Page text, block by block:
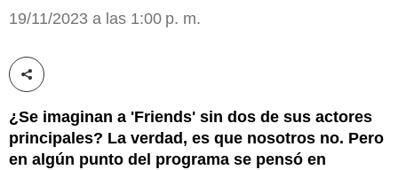
19/11/2023 a las 1:00 p. m.
Compartir esta noticia
¿Se imaginan a 'Friends' sin dos de sus actores
principales? La verdad, es que nosotros no. Pero
en algún punto del programa se pensó en